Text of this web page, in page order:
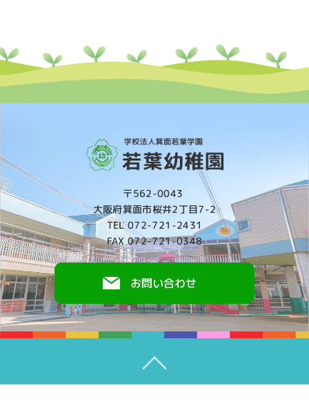
〒562-0043
大阪府箕面市桜井2丁目7-2
TEL 072-721-2431
FAX 072-721-0348
お問い合わせ